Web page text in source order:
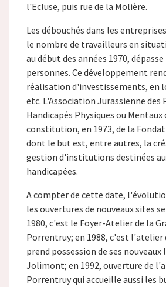
l'Ecluse, puis rue de la Molière.
Les débouchés dans les
le nombre de travailleurs en
au début des années 1970,
personnes. Ce développement
réalisation d'investissements, en
etc. L'Association Jurassienne des
Handicapés Physiques ou Mentaux
constitution, en 1973, de la
dont le but est, entre autres, la
gestion d'institutions destinées
handicapées.
A compter de cette date,
les ouvertures de nouveaux sites
1980, c'est le Foyer-Atelier de la
Porrentruy; en 1988, c'est l'atelier
prend possession de ses nouveaux
Jolimont; en 1992, ouverture de
Porrentruy qui accueille aussi les